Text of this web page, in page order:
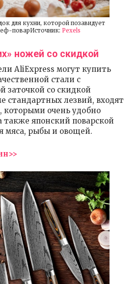
для кухни, которой позавидует
поварИсточник: Pexels
ножей со скидкой
AliExpress могут купить
стали с
заточкой со скидкой
стандартных лезвий, входят
которыми очень удобно
японский поварской
мяса, рыбы и овощей.